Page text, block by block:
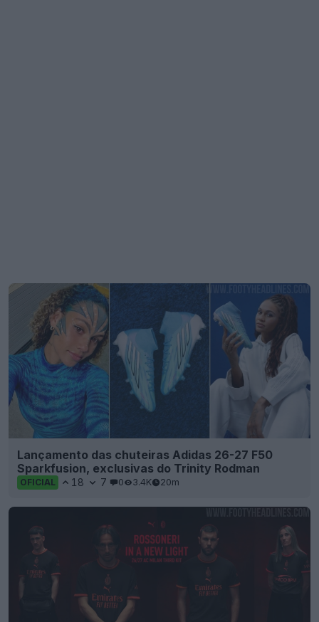
Lançamento das chuteiras Adidas 26-27 F50
Sparkfusion, exclusivas do Trinity Rodman
OFICIAL 18 7 0 3.4K 20m